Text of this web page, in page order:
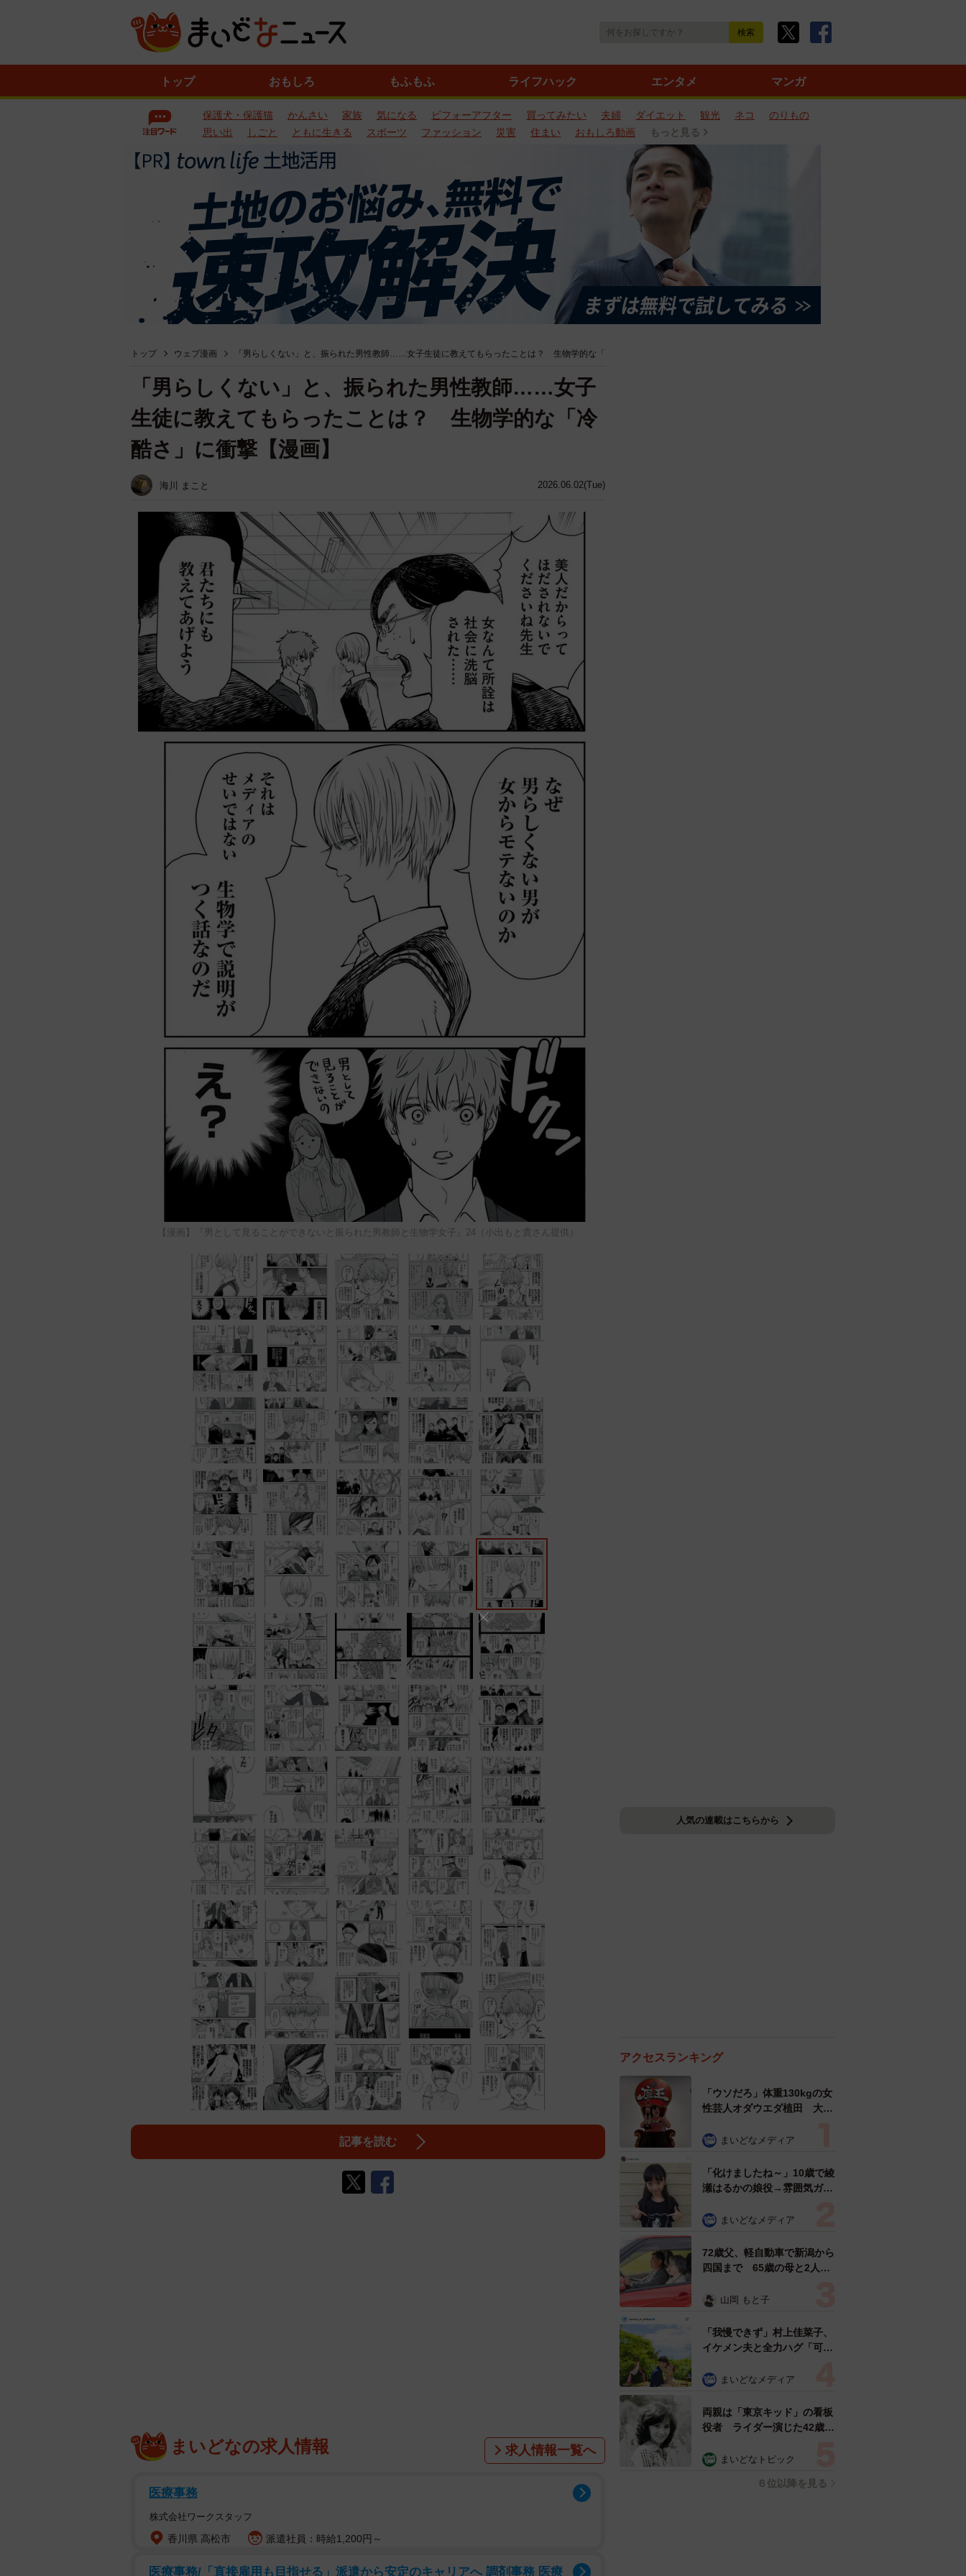
トップ おもしろ もふもふ ライフハック エンタメ マンガ
保護犬・保護猫 かんさい 家族 気になる ビフォーアフター 買ってみたい 夫婦 ダイエット 観光 ネコ
のりもの
思い出
しごと ともに生きる スポーツ ファッション 災害 住まい おもしろ動画 もっと見る
トップ ウェブ漫画 「男らしくない」と、振られた男性教師……女子生徒に教えてもらったことは？ 生物学的な「
2026.06.02(Tue)
「男らしくない」と、振られた男性教師……女子
生徒に教えてもらったことは？ 生物学的な「冷
酷さ」に衝撃【漫画】
海川 まこと
【漫画】『男として見ることができないと振られた男教師と生物学女子』24（小出もと貴さん提供）
記事を読む
まいどなの求人情報 求人情報一覧へ
医療事務
株式会社ワークスタッフ
香川県 高松市 派遣社員：時給1,200円～
医療事務/「直接雇用も目指せる」派遣から安定のキャリアへ 調剤事務 医療
人気の連載はこちらから
アクセスランキング
「ウソだろ」体重130kgの女
性芸人オダウエダ植田 大学
で」 まいどなメディア
「化けましたね～」10歳で綾
瀬はるかの娘役→雰囲気ガラ
雰囲気が」「宝塚に入れそ
まいどなメディア
72歳父、軽自動車で新潟から
四国まで 65歳の母と2人で
憩まで分刻み… 「大学生で
山岡 もと子
「我慢できず」村上佳菜子、
イケメン夫と全力ハグ「可愛
まいどなメディア
両親は「東京キッド」の看板
役者 ライダー演じた42歳元
ングフォト」計画を明言
まいどなトピック
６位以降を見る